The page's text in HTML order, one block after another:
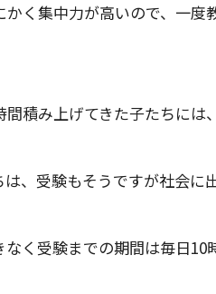
く集中力が高いので、一度
積み上げてきた子たちには
、受験もそうですが社会に
く受験までの期間は毎日10